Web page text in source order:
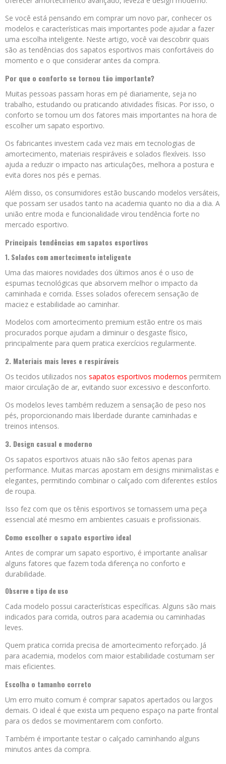
Se você está pensando em comprar um novo par, conhecer os
modelos e características mais importantes pode ajudar a fazer
uma escolha inteligente. Neste artigo, você vai descobrir quais
são as tendências dos sapatos esportivos mais confortáveis do
momento e o que considerar antes da compra.
Por que o conforto se tornou tão importante?
Muitas pessoas passam horas em pé diariamente, seja no
trabalho, estudando ou praticando atividades físicas. Por isso, o
conforto se tornou um dos fatores mais importantes na hora de
escolher um sapato esportivo.
Os fabricantes investem cada vez mais em tecnologias de
amortecimento, materiais respiráveis e solados flexíveis. Isso
ajuda a reduzir o impacto nas articulações, melhora a postura e
evita dores nos pés e pernas.
Além disso, os consumidores estão buscando modelos versáteis,
que possam ser usados tanto na academia quanto no dia a dia. A
união entre moda e funcionalidade virou tendência forte no
mercado esportivo.
Principais tendências em sapatos esportivos
1. Solados com amortecimento inteligente
Uma das maiores novidades dos últimos anos é o uso de
espumas tecnológicas que absorvem melhor o impacto da
caminhada e corrida. Esses solados oferecem sensação de
maciez e estabilidade ao caminhar.
Modelos com amortecimento premium estão entre os mais
procurados porque ajudam a diminuir o desgaste físico,
principalmente para quem pratica exercícios regularmente.
2. Materiais mais leves e respiráveis
Os tecidos utilizados nos sapatos esportivos modernos permitem
maior circulação de ar, evitando suor excessivo e desconforto.
Os modelos leves também reduzem a sensação de peso nos
pés, proporcionando mais liberdade durante caminhadas e
treinos intensos.
3. Design casual e moderno
Os sapatos esportivos atuais não são feitos apenas para
performance. Muitas marcas apostam em designs minimalistas e
elegantes, permitindo combinar o calçado com diferentes estilos
de roupa.
Isso fez com que os tênis esportivos se tornassem uma peça
essencial até mesmo em ambientes casuais e profissionais.
Como escolher o sapato esportivo ideal
Antes de comprar um sapato esportivo, é importante analisar
alguns fatores que fazem toda diferença no conforto e
durabilidade.
Observe o tipo de uso
Cada modelo possui características específicas. Alguns são mais
indicados para corrida, outros para academia ou caminhadas
leves.
Quem pratica corrida precisa de amortecimento reforçado. Já
para academia, modelos com maior estabilidade costumam ser
mais eficientes.
Escolha o tamanho correto
Um erro muito comum é comprar sapatos apertados ou largos
demais. O ideal é que exista um pequeno espaço na parte frontal
para os dedos se movimentarem com conforto.
Também é importante testar o calçado caminhando alguns
minutos antes da compra.